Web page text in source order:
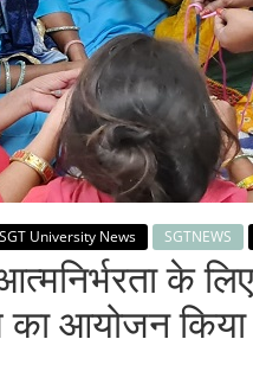
SGT University News SGTNEWS
के लिए
का आयोजन किया